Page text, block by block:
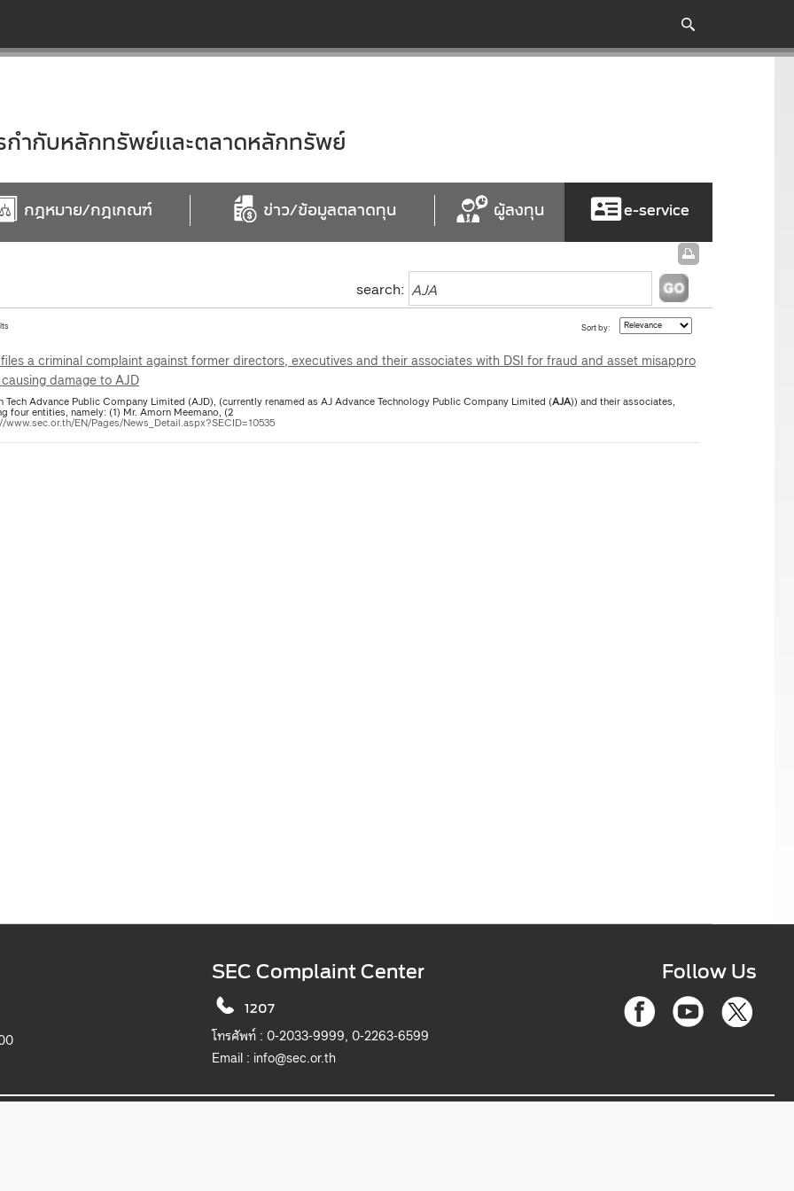
ำกับหลักทรัพย์และตลาดหลักทรัพย์
กฎหมาย/กฎเกณฑ์ ข่าว/ข้อมูลตลาดทุน ผู้ลงทุน e-service
search:
Sort by:
a criminal complaint against former directors, executives and their associates with DSI for fraud and asset misappro
damage to AJD
Tech Advance Public Company Limited (AJD), (currently renamed as AJ Advance Technology Public Company Limited (AJA)) and their associates,
four entities, namely: (1) Mr. Amorn Meemano, (2
www.sec.or.th/EN/Pages/News_Detail.aspx?SECID=10535
SEC Complaint Center
1207
โทรศัพท์ : 0-2033-9999, 0-2263-6599
Email : info@sec.or.th
Follow Us